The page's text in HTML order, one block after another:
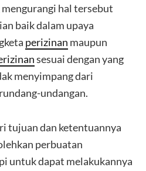
hal tersebut
baik dalam upaya
perizinan maupun
sesuai dengan yang
menyimpang dari
undangan.
tujuan dan ketentuannya
perbuatan
untuk dapat melakukannya